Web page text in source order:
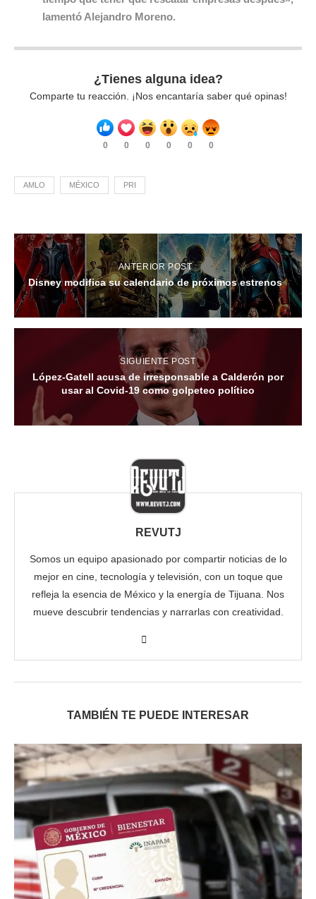
lamentó Alejandro Moreno.
¿Tienes alguna idea?
Comparte tu reacción. ¡Nos encantaría saber qué opinas!
0 0 0 0 0 0
AMLO MÉXICO PRI
ANTERIOR POST
Disney modifica su calendario de próximos estrenos
SIGUIENTE POST
López-Gatell acusa de irresponsable a Calderón por
usar al Covid-19 como golpeteo político
REVUTJ
Somos un equipo apasionado por compartir noticias de lo
mejor en cine, tecnología y televisión, con un toque que
refleja la esencia de México y la energía de Tijuana. Nos
mueve descubrir tendencias y narrarlas con creatividad.
TAMBIÉN TE PUEDE INTERESAR